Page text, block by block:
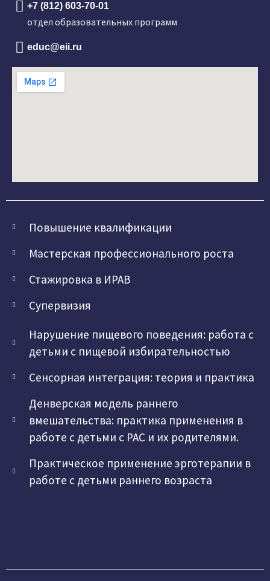
+7 (812) 603-70-01
отдел образовательных программ
educ@eii.ru
Повышение квалификации
Мастерская профессионального роста
Стажировка в ИРАВ
Супервизия
Нарушение пищевого поведения: работа с
детьми с пищевой избирательностью
Сенсорная интеграция: теория и практика
Денверская модель раннего
вмешательства: практика применения в
работе с детьми с РАС и их родителями.
Практическое применение эрготерапии в
работе с детьми раннего возраста